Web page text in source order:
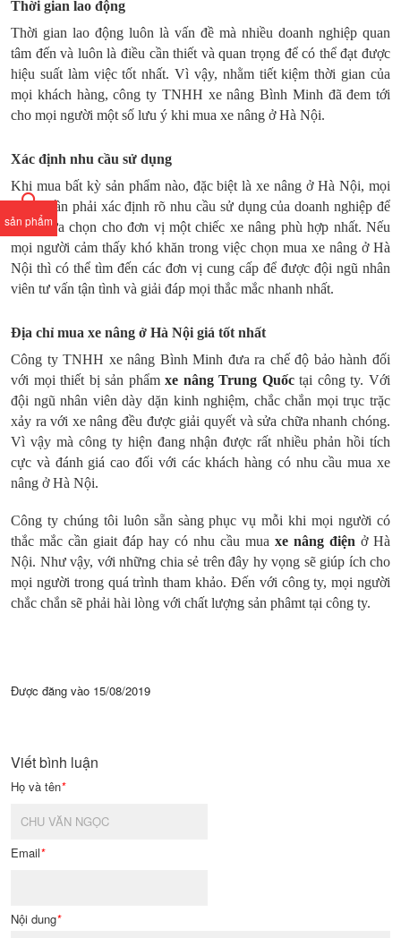
sản phẩm
Thời gian lao động
Thời gian lao động luôn là vấn đề mà nhiều doanh nghiệp quan
tâm đến và luôn là điều cần thiết và quan trọng để có thể đạt được
hiệu suất làm việc tốt nhất. Vì vậy, nhằm tiết kiệm thời gian của
mọi khách hàng, công ty TNHH xe nâng Bình Minh đã đem tới
cho mọi người một số lưu ý khi mua xe nâng ở Hà Nội.
Xác định nhu cầu sử dụng
Khi mua bất kỳ sản phẩm nào, đặc biệt là xe nâng ở Hà Nội, mọi
người cần phải xác định rõ nhu cầu sử dụng của doanh nghiệp để
từ đó lựa chọn cho đơn vị một chiếc xe nâng phù hợp nhất. Nếu
mọi người cảm thấy khó khăn trong việc chọn mua xe nâng ở Hà
Nội thì có thể tìm đến các đơn vị cung cấp để được đội ngũ nhân
viên tư vấn tận tình và giải đáp mọi thắc mắc nhanh nhất.
Địa chỉ mua xe nâng ở Hà Nội giá tốt nhất
Công ty TNHH xe nâng Bình Minh đưa ra chế độ bảo hành đối
với mọi thiết bị sản phẩmxe nâng Trung Quốctại công ty. Với
đội ngũ nhân viên dày dặn kinh nghiệm, chắc chắn mọi trục trặc
xảy ra với xe nâng đều được giải quyết và sửa chữa nhanh chóng.
Vì vậy mà công ty hiện đang nhận được rất nhiều phản hồi tích
cực và đánh giá cao đối với các khách hàng có nhu cầu mua xe
nâng ở Hà Nội.
Công ty chúng tôi luôn sẵn sàng phục vụ mỗi khi mọi người có
thắc mắc cần giait đáp hay có nhu cầu mua xe nâng điện ở Hà
Nội. Như vậy, với những chia sẻ trên đây hy vọng sẽ giúp ích cho
mọi người trong quá trình tham khảo. Đến với công ty, mọi người
chắc chắn sẽ phải hài lòng với chất lượng sản phâmt tại công ty.
Được đăng vào 15/08/2019
Viết bình luận
Họ và tên*
Email*
Nội dung*